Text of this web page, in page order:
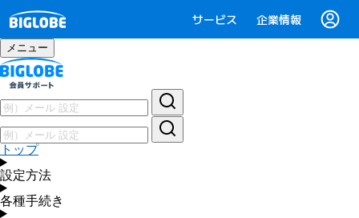
サービス 企業情報
メニュー
トップ
設定方法
各種手続き